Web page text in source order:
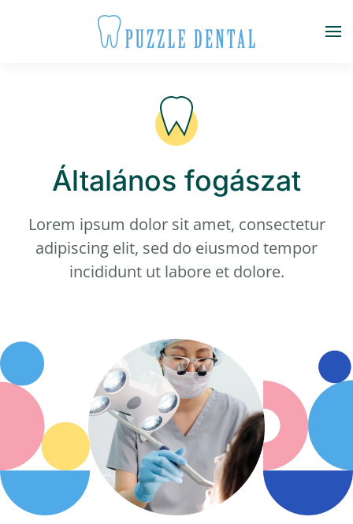
Fő tartalom átugrása
Általános fogászat
Lorem ipsum dolor sit amet, consectetur
adipiscing elit, sed do eiusmod tempor
incididunt ut labore et dolore.